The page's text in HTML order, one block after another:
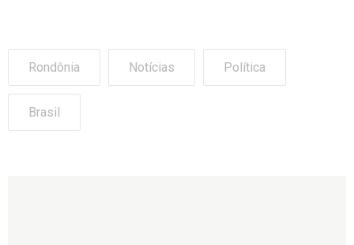
Rondônia Notícias Política
Brasil